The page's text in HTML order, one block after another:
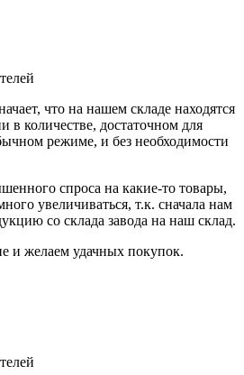
что на нашем складе находятся
в количестве, достаточном для
режиме, и без необходимости
спроса на какие-то товары,
увеличиваться, т.к. сначала нам
со склада завода на наш склад.
и желаем удачных покупок.